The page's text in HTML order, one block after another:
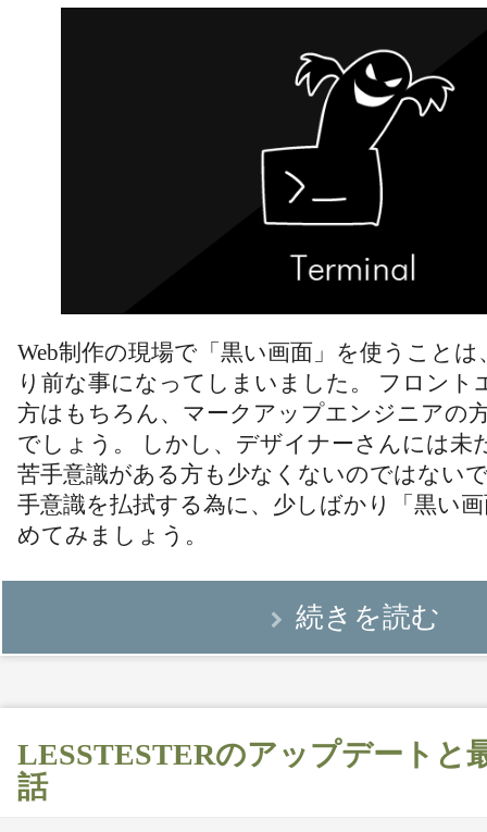
Web制作の現場で「黒い画面」を使うこと
り前な事になってしまいました。 フロント
方はもちろん、マークアップエンジニアの
でしょう。 しかし、デザイナーさんには未
苦手意識がある方も少なくないのではない
手意識を払拭する為に、少しばかり「黒い
めてみましょう。
続きを読む
LESSTESTERのアップデートと
話